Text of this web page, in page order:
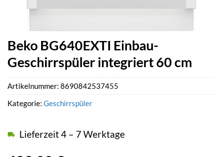
Beko BG640EXTI Einbau-
Geschirrspüler integriert 60 cm
Lieferzeit 4 – 7 Werktage
Artikelnummer: 8690842537455
Kategorie: Geschirrspüler